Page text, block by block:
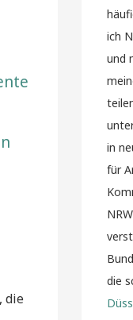
die
ich
und
in
für
die